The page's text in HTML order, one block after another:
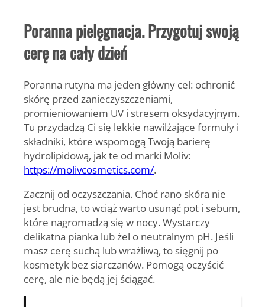
Poranna pielęgnacja. Przygotuj swoją
cerę na cały dzień
Poranna rutyna ma jeden główny cel: ochronić
skórę przed zanieczyszczeniami,
promieniowaniem UV i stresem oksydacyjnym.
Tu przydadzą Ci się lekkie nawilżające formuły i
składniki, które wspomogą Twoją barierę
hydrolipidową, jak te od marki Moliv:
https://molivcosmetics.com/.
Zacznij od oczyszczania. Choć rano skóra nie
jest brudna, to wciąż warto usunąć pot i sebum,
które nagromadzą się w nocy. Wystarczy
delikatna pianka lub żel o neutralnym pH. Jeśli
masz cerę suchą lub wrażliwą, to sięgnij po
kosmetyk bez siarczanów. Pomogą oczyścić
cerę, ale nie będą jej ściągać.